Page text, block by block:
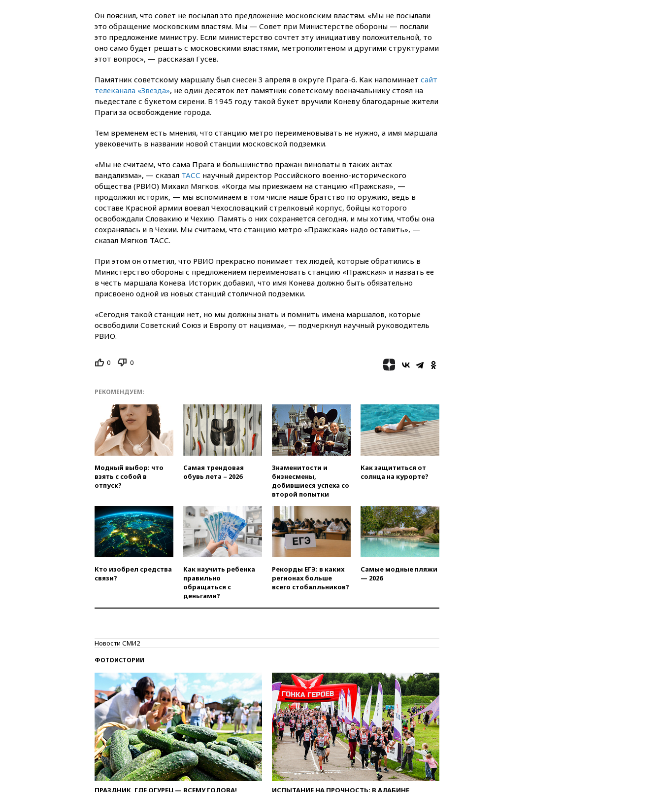
сенатора Нарусову в список
кандидатов в Совфед
13:57 Wildberries запустит
программу по открытию
одобрили скандальный
законопроект о частной
собственности
крайне низкого уровня
с выборов
13:11
Путин обсудил с
президентом ОАЭ ситуацию в
Персидском заливе и на
Украине
13:09Суд обязал москвичку
выселить из квартиры
12:51Россия планирует
запустить групповые
безвизовые турпоездки для
кофе из России достиг
рекордных показателей
Анискино в Харьковской
в соцсети
11:58
Резаи: Иран не допустит
открытия второго маршрута в
Ормузском проливе
11:48
Жители Москвы и
Подмосковья сообщили о
громких взрывах
11:41
банкротства для
пострадавших от атак БПЛА
продавцов
11:38
Шадаев исключил
запуск мессенджера на
«Госуслугах»
11:22
При стрельбе в школе в
Таиланде погибли пять
человек
11:19Россия рассчитывает
11:04«Ведомости»: на партию
10:59Торговые центры и кафе
в России могут обязать
раздавать питьевую воду
бесплатно
10:41Бывшая глава брокера
Mind Money Юлия Хандошко
признала свою вину
10:41Пашинян: Армения
понимает невозможность
одновременного членства в
ЕС и ЕАЭС
Он пояснил, что совет не посылал это предложение московским властям. «Мы не посылали
это обращение московским властям. Мы — Совет при Министерстве обороны — послали
это предложение министру. Если министерство сочтет эту инициативу положительной, то
оно само будет решать с московскими властями, метрополитеном и другими структурами
этот вопрос», — рассказал Гусев.
Памятник советскому маршалу был снесен 3 апреля в округе Прага-6. Как напоминает сайт
телеканала «Звезда», не один десяток лет памятник советскому военачальнику стоял на
пьедестале с букетом сирени. В 1945 году такой букет вручили Коневу благодарные жители
Праги за освобождение города.
Тем временем есть мнения, что станцию метро переименовывать не нужно, а имя маршала
увековечить в названии новой станции московской подземки.
«Мы не считаем, что сама Прага и большинство пражан виноваты в таких актах
вандализма», — сказал ТАСС научный директор Российского военно-исторического
общества (РВИО) Михаил Мягков. «Когда мы приезжаем на станцию «Пражская», —
продолжил историк, — мы вспоминаем в том числе наше братство по оружию, ведь в
составе Красной армии воевал Чехословацкий стрелковый корпус, бойцы которого
освобождали Словакию и Чехию. Память о них сохраняется сегодня, и мы хотим, чтобы она
сохранялась и в Чехии. Мы считаем, что станцию метро «Пражская» надо оставить», —
сказал Мягков ТАСС.
При этом он отметил, что РВИО прекрасно понимает тех людей, которые обратились в
Министерство обороны с предложением переименовать станцию «Пражская» и назвать ее
в честь маршала Конева. Историк добавил, что имя Конева должно быть обязательно
присвоено одной из новых станций столичной подземки.
«Сегодня такой станции нет, но мы должны знать и помнить имена маршалов, которые
освободили Советский Союз и Европу от нацизма», — подчеркнул научный руководитель
РВИО.
0 0
РЕКОМЕНДУЕМ:
Модный выбор: что
взять с собой в
отпуск?
Самая трендовая
обувь лета – 2026
Знаменитости и
бизнесмены,
добившиеся успеха со
второй попытки
Как защититься от
солнца на курорте?
Кто изобрел средства
связи?
Как научить ребенка
правильно
обращаться с
деньгами?
Рекорды ЕГЭ: в каких
регионах больше
всего стобалльников?
Самые модные пляжи
— 2026
Новости СМИ2
ФОТОИСТОРИИ
ПРАЗДНИК, ГДЕ ОГУРЕЦ — ВСЕМУ ГОЛОВА!
ИСПЫТАНИЕ НА ПРОЧНОСТЬ: В АЛАБИНЕ